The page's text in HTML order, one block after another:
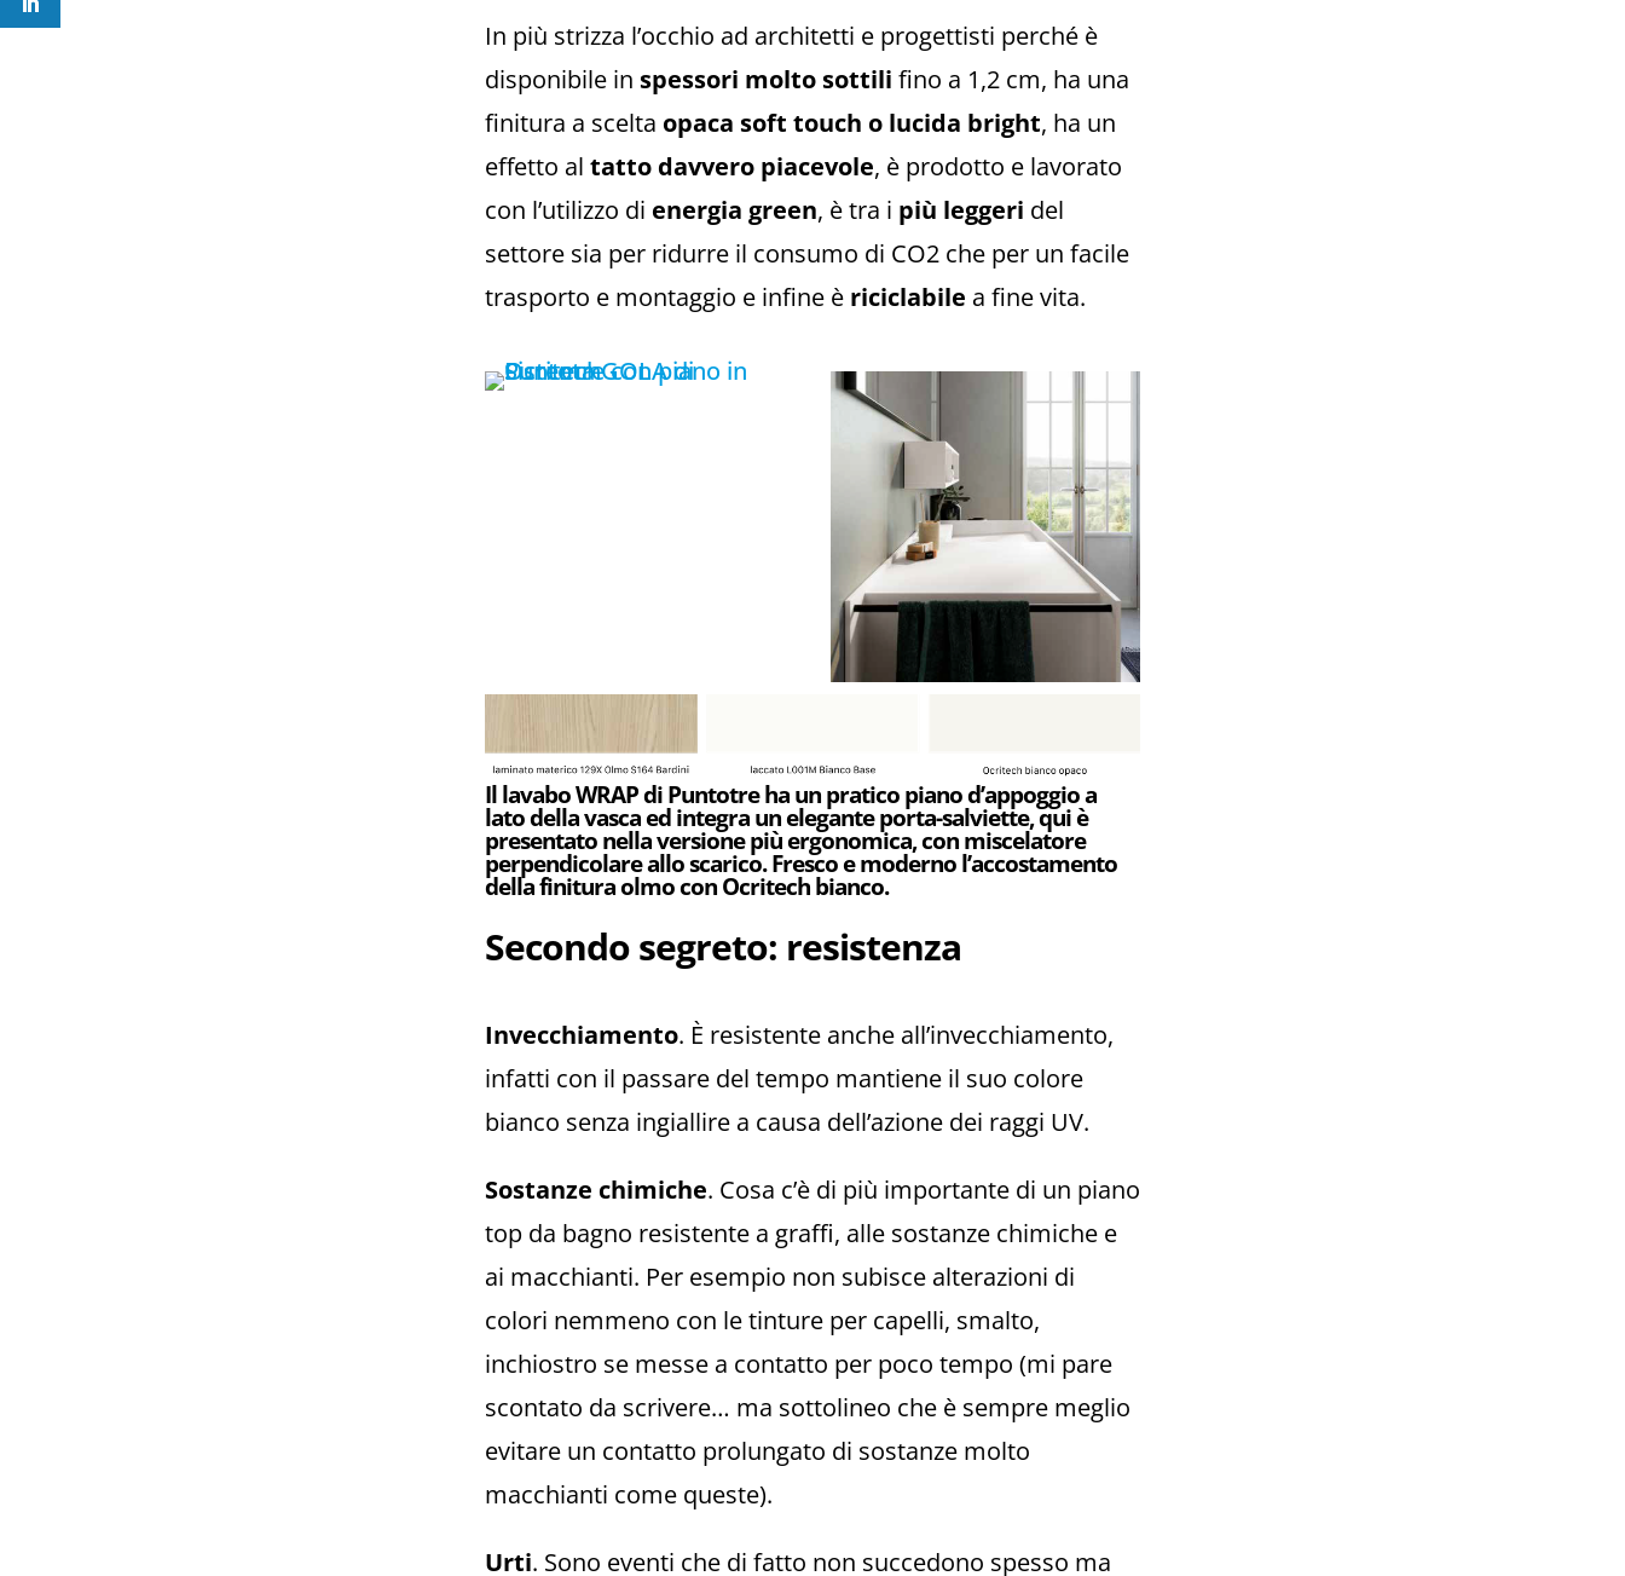
In più strizza l’occhio ad architetti e progettisti perché è
disponibile in spessori molto sottili fino a 1,2 cm, ha una
finitura a scelta opaca soft touch o lucida bright, ha un
effetto al tatto davvero piacevole, è prodotto e lavorato
con l’utilizzo di energia green, è tra i più leggeri del
settore sia per ridurre il consumo di CO2 che per un facile
trasporto e montaggio e infine è riciclabile a fine vita.
Il lavabo WRAP di Puntotre ha un pratico piano d’appoggio a
lato della vasca ed integra un elegante porta-salviette, qui è
presentato nella versione più ergonomica, con miscelatore
perpendicolare allo scarico. Fresco e moderno l’accostamento
della finitura olmo con Ocritech bianco.
Secondo segreto: resistenza
Invecchiamento. È resistente anche all’invecchiamento,
infatti con il passare del tempo mantiene il suo colore
bianco senza ingiallire a causa dell’azione dei raggi UV.
Sostanze chimiche. Cosa c’è di più importante di un piano
top da bagno resistente a graffi, alle sostanze chimiche e
ai macchianti. Per esempio non subisce alterazioni di
colori nemmeno con le tinture per capelli, smalto,
inchiostro se messe a contatto per poco tempo (mi pare
scontato da scrivere… ma sottolineo che è sempre meglio
evitare un contatto prolungato di sostanze molto
macchianti come queste).
Urti. Sono eventi che di fatto non succedono spesso ma